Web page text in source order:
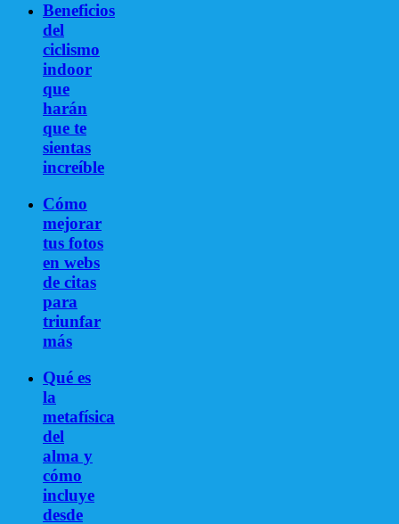
Beneficios
del
ciclismo
indoor
que
harán
que te
sientas
increíble
Cómo
mejorar
tus fotos
en webs
de citas
para
triunfar
más
Qué es
la
metafísica
del
alma y
cómo
incluye
desde